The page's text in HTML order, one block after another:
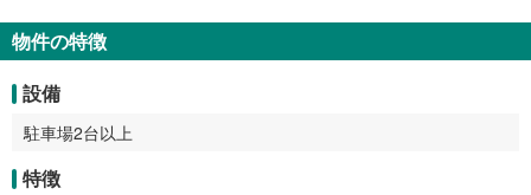
物件の特徴
設備
駐車場2台以上
特徴